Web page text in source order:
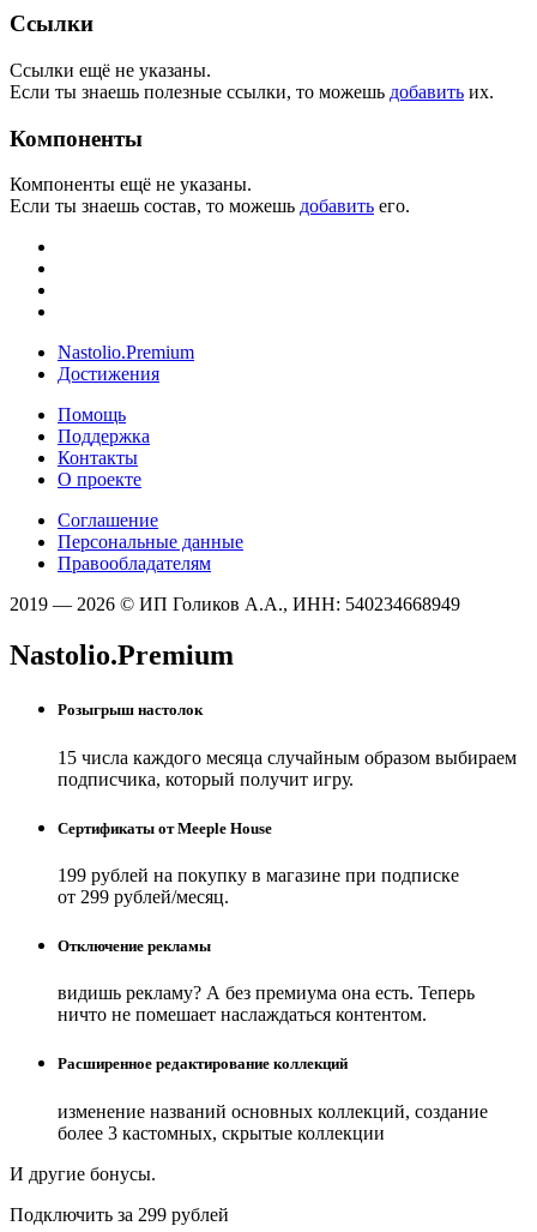
Ссылки
Ссылки ещё не указаны.
Если ты знаешь полезные ссылки, то можешь добавить их.
Компоненты
Компоненты ещё не указаны.
Если ты знаешь состав, то можешь добавить его.
Nastolio.Premium
Достижения
Помощь
Поддержка
Контакты
О проекте
Соглашение
Персональные данные
Правообладателям
2019 — 2026 © ИП Голиков А.А., ИНН: 540234668949
Nastolio.Premium
Розыгрыш настолок
15 числа каждого месяца случайным образом выбираем
подписчика, который получит игру.
Сертификаты от Meeple House
199 рублей на покупку в магазине при подписке
от 299 рублей/месяц.
Отключение рекламы
видишь рекламу? А без премиума она есть. Теперь
ничто не помешает наслаждаться контентом.
Расширенное редактирование коллекций
изменение названий основных коллекций, создание
более 3 кастомных, скрытые коллекции
И другие бонусы.
Подключить за 299 рублей